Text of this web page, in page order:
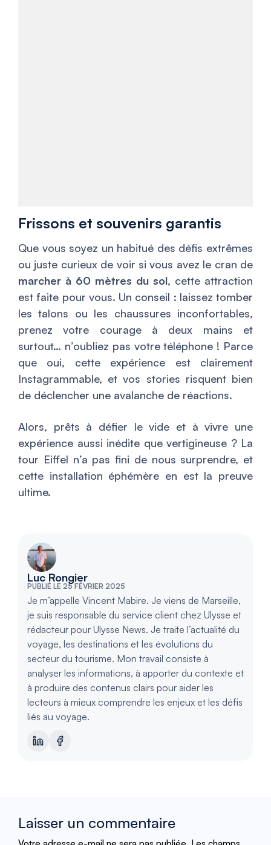
Frissons et souvenirs garantis
Que vous soyez un habitué des défis extrêmes
ou juste curieux de voir si vous avez le cran de
marcher à 60 mètres du sol, cette attraction
est faite pour vous. Un conseil : laissez tomber
les talons ou les chaussures inconfortables,
prenez votre courage à deux mains et
surtout… n’oubliez pas votre téléphone ! Parce
que oui, cette expérience est clairement
Instagrammable, et vos stories risquent bien
de déclencher une avalanche de réactions.
Alors, prêts à défier le vide et à vivre une
expérience aussi inédite que vertigineuse ? La
tour Eiffel n’a pas fini de nous surprendre, et
cette installation éphémère en est la preuve
ultime.
Luc Rongier
PUBLIÉ LE 25 FÉVRIER 2025
Je m’appelle Vincent Mabire. Je viens de Marseille,
je suis responsable du service client chez Ulysse et
rédacteur pour Ulysse News. Je traite l’actualité du
voyage, les destinations et les évolutions du
secteur du tourisme. Mon travail consiste à
analyser les informations, à apporter du contexte et
à produire des contenus clairs pour aider les
lecteurs à mieux comprendre les enjeux et les défis
liés au voyage.
Laisser un commentaire